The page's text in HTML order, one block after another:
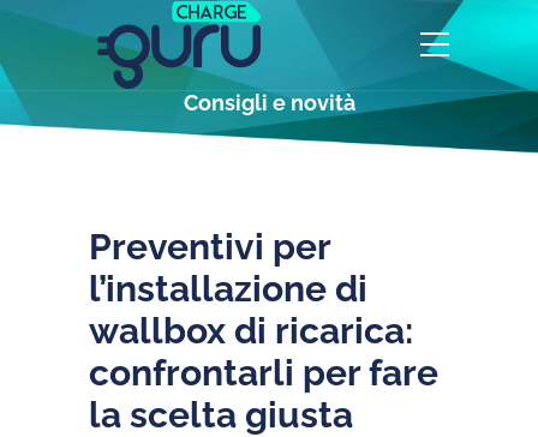
Consigli e novità
Preventivi per
l’installazione di
wallbox di ricarica:
confrontarli per fare
la scelta giusta